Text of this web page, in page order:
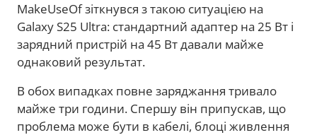
MakeUseOf зіткнувся з такою ситуацією на
Galaxy S25 Ultra: стандартний адаптер на 25 Вт і
зарядний пристрій на 45 Вт давали майже
однаковий результат.
В обох випадках повне заряджання тривало
майже три години. Спершу він припускав, що
проблема може бути в кабелі, блоці живлення